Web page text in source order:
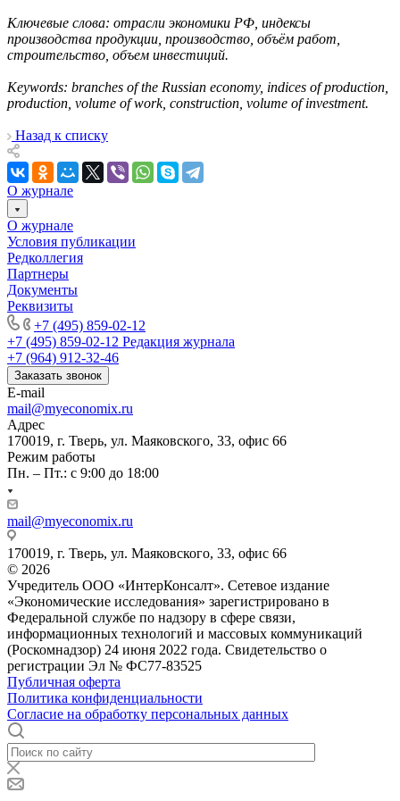
Ключевые слова: отрасли экономики РФ, индексы
производства продукции, производство, объём работ,
строительство, объем инвестиций.
Keywords: branches of the Russian economy, indices of production,
production, volume of work, construction, volume of investment.
Назад к списку
О журнале
О журнале
Условия публикации
Редколлегия
Партнеры
Документы
Реквизиты
+7 (495) 859-02-12
+7 (495) 859-02-12 Редакция журнала
+7 (964) 912-32-46
Заказать звонок
E-mail
mail@myeconomix.ru
Адрес
170019, г. Тверь, ул. Маяковского, 33, офис 66
Режим работы
Пн. – Пт.: с 9:00 до 18:00
mail@myeconomix.ru
170019, г. Тверь, ул. Маяковского, 33, офис 66
© 2026
Учредитель ООО «ИнтерКонсалт». Сетевое издание
«Экономические исследования» зарегистрировано в
Федеральной службе по надзору в сфере связи,
информационных технологий и массовых коммуникаций
(Роскомнадзор) 24 июня 2022 года. Свидетельство о
регистрации Эл № ФС77-83525
Публичная оферта
Политика конфиденциальности
Согласие на обработку персональных данных